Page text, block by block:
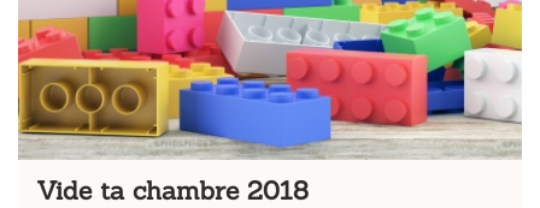
Vide ta chambre 2018